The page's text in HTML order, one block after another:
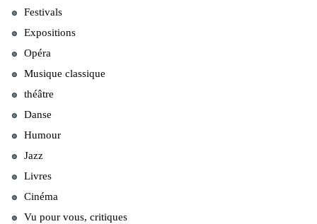
Festivals
Expositions
Opéra
Musique classique
théâtre
Danse
Humour
Jazz
Livres
Cinéma
Vu pour vous, critiques